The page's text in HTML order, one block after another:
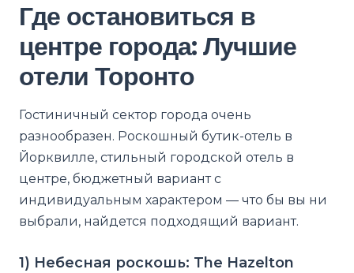
Где остановиться в
центре города: Лучшие
отели Торонто
Гостиничный сектор города очень
разнообразен. Роскошный бутик-отель в
Йорквилле, стильный городской отель в
центре, бюджетный вариант с
индивидуальным характером — что бы вы ни
выбрали, найдется подходящий вариант.
1) Небесная роскошь: The Hazelton